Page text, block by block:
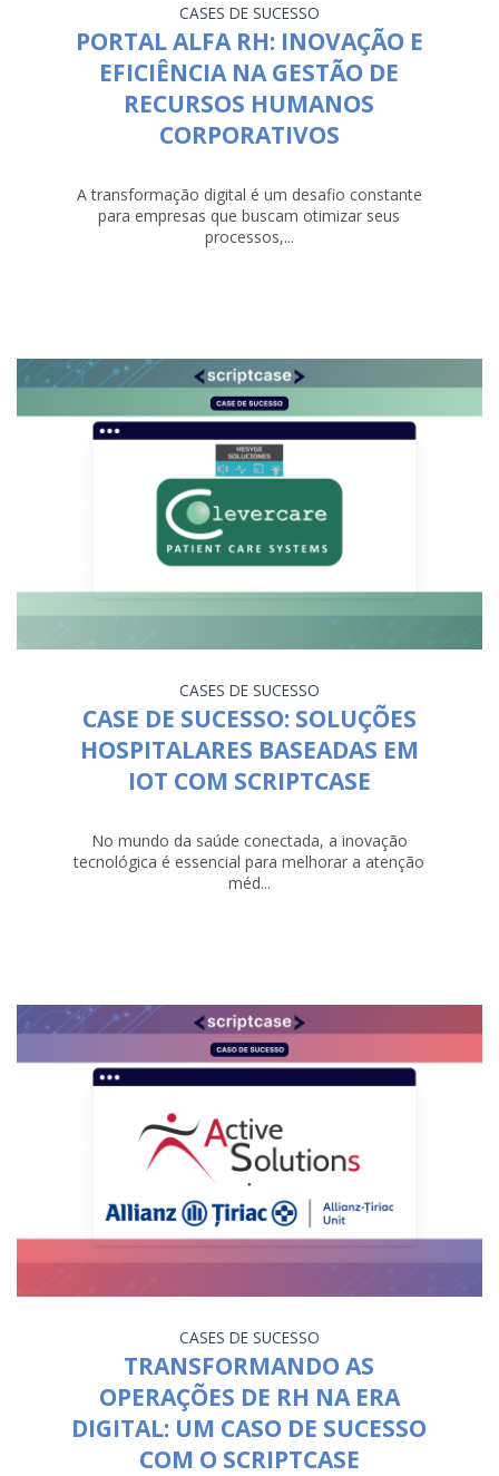
CASES DE SUCESSO
PORTAL ALFA RH: INOVAÇÃO E
EFICIÊNCIA NA GESTÃO DE
RECURSOS HUMANOS
CORPORATIVOS
A transformação digital é um desafio constante
para empresas que buscam otimizar seus
processos,...
CASES DE SUCESSO
CASE DE SUCESSO: SOLUÇÕES
HOSPITALARES BASEADAS EM
IOT COM SCRIPTCASE
No mundo da saúde conectada, a inovação
tecnológica é essencial para melhorar a atenção
méd...
CASES DE SUCESSO
TRANSFORMANDO AS
OPERAÇÕES DE RH NA ERA
DIGITAL: UM CASO DE SUCESSO
COM O SCRIPTCASE